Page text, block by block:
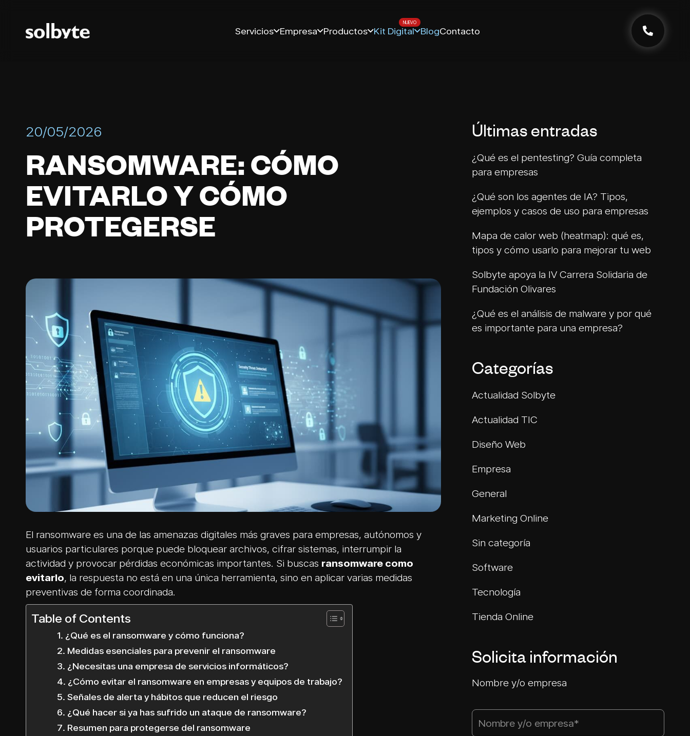
Servicios Empresa Productos Kit Digital BlogContacto
20/05/2026
RANSOMWARE: CÓMO
EVITARLO Y CÓMO
PROTEGERSE
El ransomware es una de las amenazas digitales más graves para empresas, autónomos y
usuarios particulares porque puede bloquear archivos, cifrar sistemas, interrumpir la
actividad y provocar pérdidas económicas importantes. Si buscas ransomware como
evitarlo, la respuesta no está en una única herramienta, sino en aplicar varias medidas
preventivas de forma coordinada.
Table of Contents
¿Qué es el ransomware y cómo funciona?
Medidas esenciales para prevenir el ransomware
¿Necesitas una empresa de servicios informáticos?
¿Cómo evitar el ransomware en empresas y equipos de trabajo?
Señales de alerta y hábitos que reducen el riesgo
¿Qué hacer si ya has sufrido un ataque de ransomware?
Resumen para protegerse del ransomware
Últimas entradas
¿Qué es el pentesting? Guía completa
para empresas
¿Qué son los agentes de IA? Tipos,
ejemplos y casos de uso para empresas
Mapa de calor web (heatmap): qué es,
tipos y cómo usarlo para mejorar tu web
Solbyte apoya la IV Carrera Solidaria de
Fundación Olivares
¿Qué es el análisis de malware y por qué
es importante para una empresa?
Categorías
Actualidad Solbyte
Actualidad TIC
Diseño Web
Empresa
General
Marketing Online
Sin categoría
Software
Tecnología
Tienda Online
Solicita información
Nombre y/o empresa